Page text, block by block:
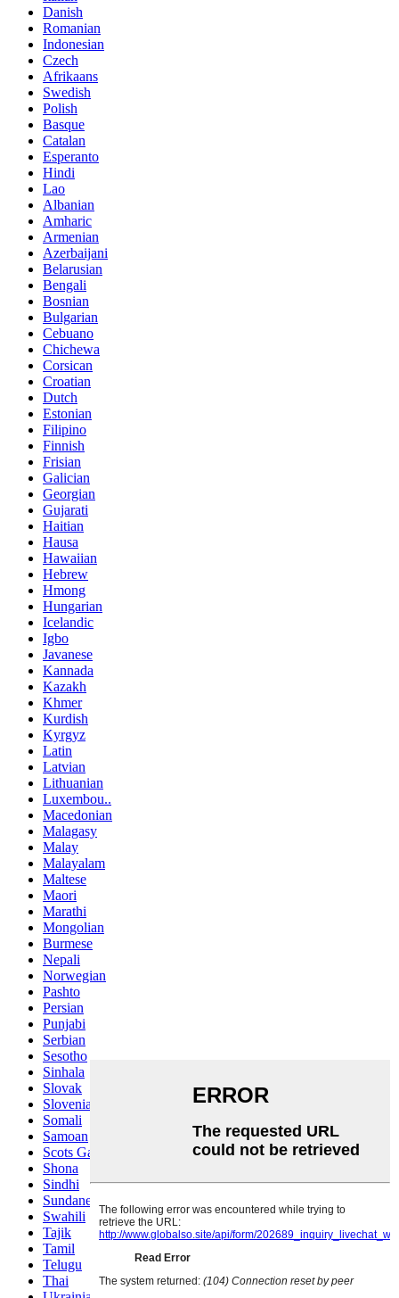
Danish
Romanian
Indonesian
Czech
Afrikaans
Swedish
Polish
Basque
Catalan
Esperanto
Hindi
Lao
Albanian
Amharic
Armenian
Azerbaijani
Belarusian
Bengali
Bosnian
Bulgarian
Cebuano
Chichewa
Corsican
Croatian
Dutch
Estonian
Filipino
Finnish
Frisian
Galician
Georgian
Gujarati
Haitian
Hausa
Hawaiian
Hebrew
Hmong
Hungarian
Icelandic
Igbo
Javanese
Kannada
Kazakh
Khmer
Kurdish
Kyrgyz
Latin
Latvian
Lithuanian
Luxembou..
Macedonian
Malagasy
Malay
Malayalam
Maltese
Maori
Marathi
Mongolian
Burmese
Nepali
Norwegian
Pashto
Persian
Punjabi
Serbian
Sesotho
Sinhala
Slovak
Slovenian
Somali
Samoan
Scots Gaelic
Shona
Sindhi
Sundanese
Swahili
Tajik
Tamil
Telugu
Thai